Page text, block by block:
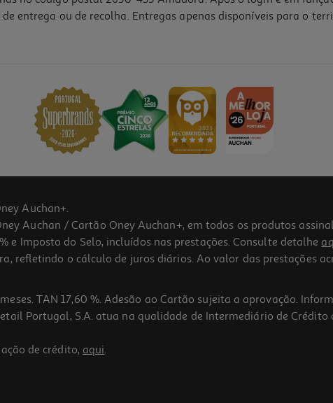
entrega ou de recolha. Entregas apenas disponíveis para o
Auchan+.
Auchan / Cartão Oney Auchan+, em todos os produtos
e Imposto do Selo, incluídos nas prestações. Consulte detalhe
refletindo o cálculo de juros diários. Ao valor das prestações
TAN 17,60 %. Adesão ao Cartão sujeita a aprovação.
Portugal, S.A. atua na qualidade de Intermediário de
de crédito, aqui.